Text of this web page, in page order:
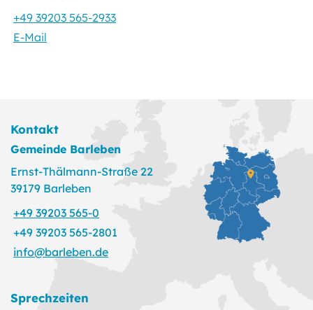
+49 39203 565-2933
E-Mail
Kontakt
Gemeinde Barleben
Ernst-Thälmann-Straße 22
39179 Barleben
+49 39203 565-0
+49 39203 565-2801
info@barleben.de
Sprechzeiten